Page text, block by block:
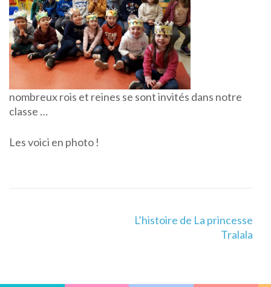
nombreux rois et reines se sont invités dans notre
classe …
Les voici en photo !
L’histoire de La princesse
Tralala